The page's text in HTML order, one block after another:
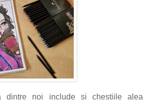
dintre noi include si chestiile alea